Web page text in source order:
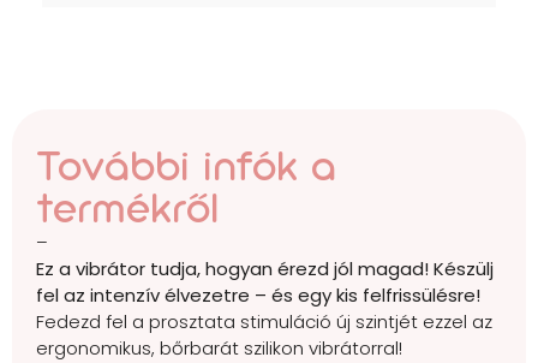
További infók a
termékről
–
Ez a vibrátor tudja, hogyan érezd jól magad! Készülj
fel az intenzív élvezetre – és egy kis felfrissülésre!
Fedezd fel a prosztata stimuláció új szintjét ezzel az
ergonomikus, bőrbarát szilikon vibrátorral!